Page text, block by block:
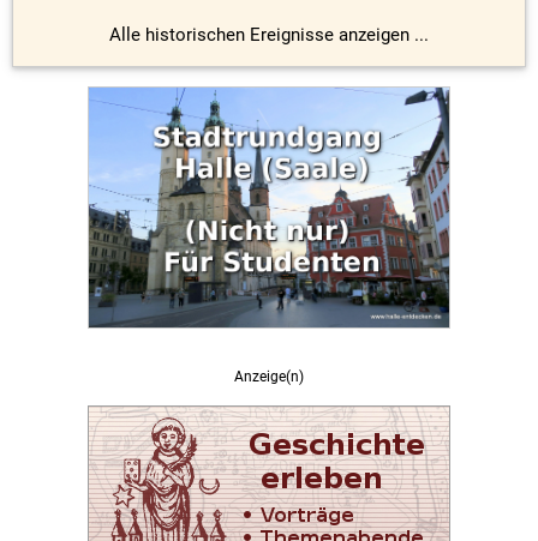
Alle historischen Ereignisse anzeigen ...
Anzeige(n)